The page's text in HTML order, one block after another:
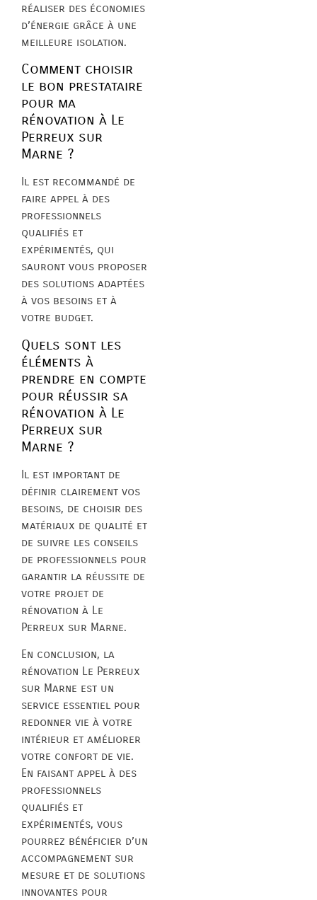
réaliser des économies
d’énergie grâce à une
meilleure isolation.
Comment choisir
le bon prestataire
pour ma
rénovation à Le
Perreux sur
Marne ?
Il est recommandé de
faire appel à des
professionnels
qualifiés et
expérimentés, qui
sauront vous proposer
des solutions adaptées
à vos besoins et à
votre budget.
Quels sont les
éléments à
prendre en compte
pour réussir sa
rénovation à Le
Perreux sur
Marne ?
Il est important de
définir clairement vos
besoins, de choisir des
matériaux de qualité et
de suivre les conseils
de professionnels pour
garantir la réussite de
votre projet de
rénovation à Le
Perreux sur Marne.
En conclusion, la
rénovation Le Perreux
sur Marne est un
service essentiel pour
redonner vie à votre
intérieur et améliorer
votre confort de vie.
En faisant appel à des
professionnels
qualifiés et
expérimentés, vous
pourrez bénéficier d’un
accompagnement sur
mesure et de solutions
innovantes pour